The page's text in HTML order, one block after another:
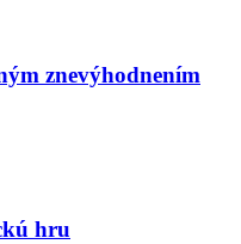
znevýhodnením
hru